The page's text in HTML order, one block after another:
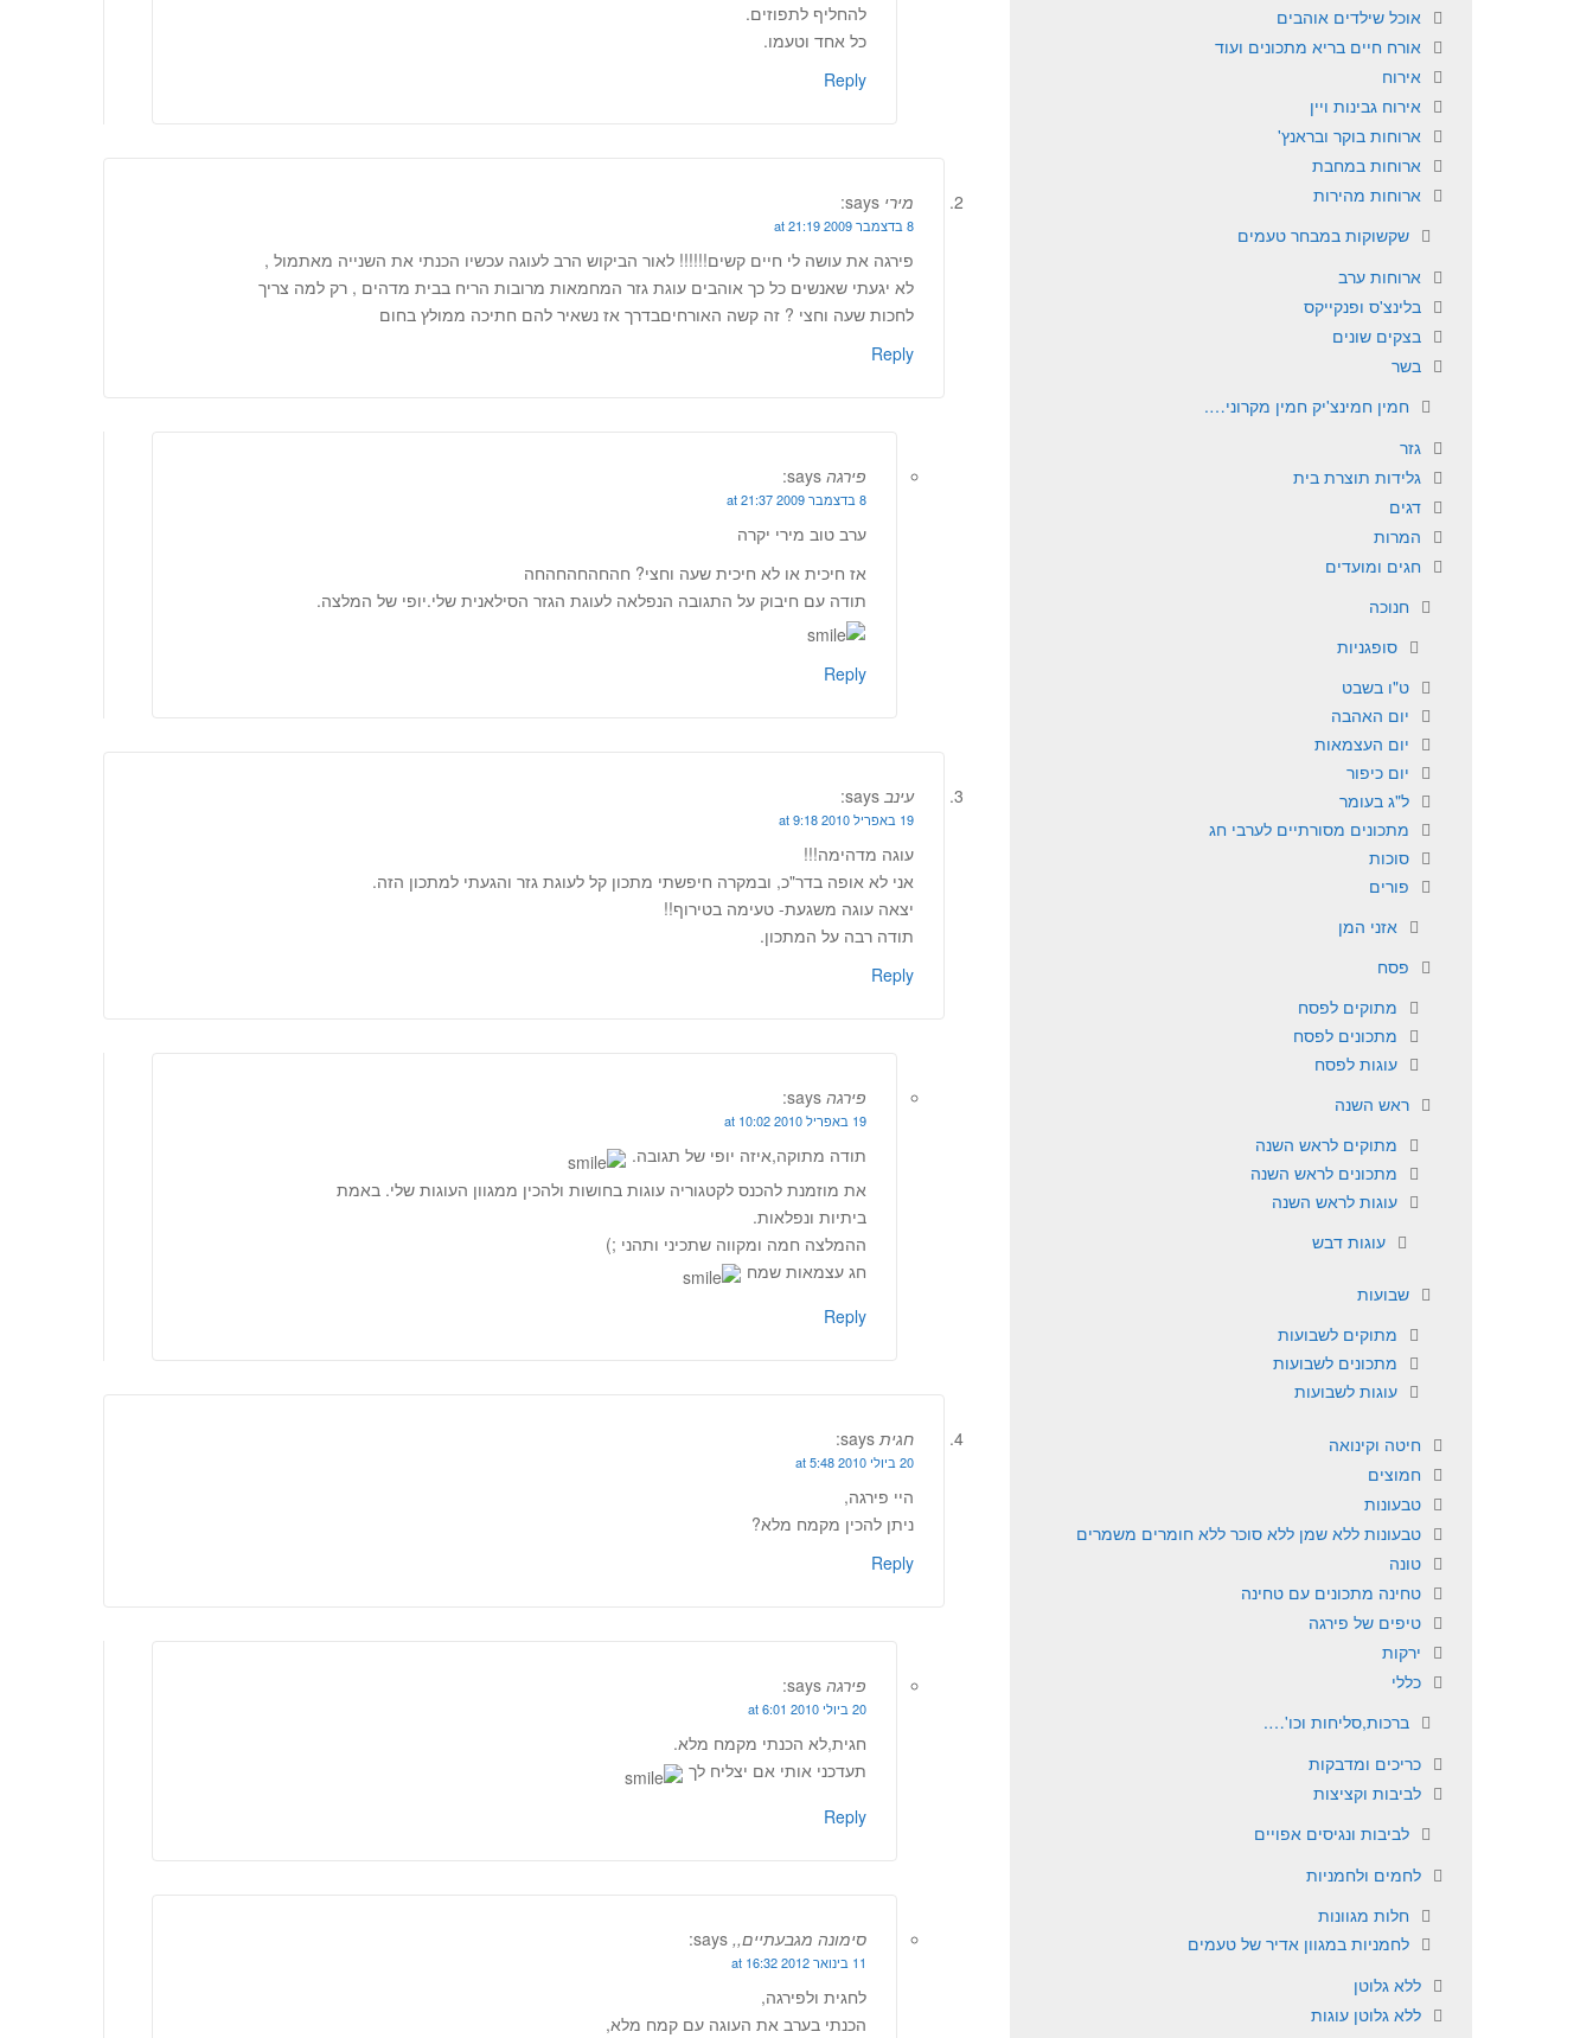
להחליף לתפוזים.
כל אחד וטעמו.
Reply
מירי says:
8 בדצמבר 2009 at 21:19
פירגה את עושה לי חיים קשים!!!!!! לאור הביקוש הרב לעוגה עכשיו הכנתי את השנייה מאתמול ,
לא יגעתי שאנשים כל כך אוהבים עוגת גזר המחמאות מרובות הריח בבית מדהים , רק למה צריך
לחכות שעה וחצי ? זה קשה האורחיםבדרך אז נשאיר להם חתיכה ממולץ בחום
Reply
פירגה says:
8 בדצמבר 2009 at 21:37
ערב טוב מירי יקרה
אז חיכית או לא חיכית שעה וחצי? חהחהחהחהחה
תודה עם חיבוק על התגובה הנפלאה לעוגת הגזר הסילאנית שלי.יופי של המלצה.
Reply
עינב says:
19 באפריל 2010 at 9:18
עוגה מדהימה!!!
אני לא אופה בדר"כ, ובמקרה חיפשתי מתכון קל לעוגת גזר והגעתי למתכון הזה.
יצאה עוגה משגעת- טעימה בטירוף!!
תודה רבה על המתכון.
Reply
פירגה says:
19 באפריל 2010 at 10:02
תודה מתוקה,איזה יופי של תגובה.
את מוזמנת להכנס לקטגוריה עוגות בחושות ולהכין ממגוון העוגות שלי. באמת
ביתיות ונפלאות.
ההמלצה חמה ומקווה שתכיני ותהני ;)
חג עצמאות שמח
Reply
חגית says:
20 ביולי 2010 at 5:48
היי פירגה,
ניתן להכין מקמח מלא?
Reply
פירגה says:
20 ביולי 2010 at 6:01
חגית,לא הכנתי מקמח מלא.
תעדכני אותי אם יצליח לך
Reply
סימונה מגבעתיים,, says:
11 בינואר 2012 at 16:32
לחגית ולפירגה,
הכנתי בערב את העוגה עם קמח מלא,
אוכל שילדים אוהבים
אורח חיים בריא מתכונים ועוד
אירוח
אירוח גבינות ויין
ארוחות בוקר ובראנץ'
ארוחות במחבת
ארוחות מהירות
שקשוקות במבחר טעמים
ארוחות ערב
בלינצ'ס ופנקייקס
בצקים שונים
בשר
חמין חמינצ'יק חמין מקרוני….
גזר
גלידות תוצרת בית
דגים
המרות
חגים ומועדים
חנוכה
סופגניות
ט"ו בשבט
יום האהבה
יום העצמאות
יום כיפור
ל"ג בעומר
מתכונים מסורתיים לערבי חג
סוכות
פורים
אזני המן
פסח
מתוקים לפסח
מתכונים לפסח
עוגות לפסח
ראש השנה
מתוקים לראש השנה
מתכונים לראש השנה
עוגות לראש השנה
עוגות דבש
שבועות
מתוקים לשבועות
מתכונים לשבועות
עוגות לשבועות
חיטה וקינואה
חמוצים
טבעונות
טבעונות ללא שמן ללא סוכר ללא חומרים משמרים
טונה
טחינה מתכונים עם טחינה
טיפים של פירגה
ירקות
כללי
ברכות,סליחות וכו'….
כריכים ומדבקות
לביבות וקציצות
לביבות ונגיסים אפויים
לחמים ולחמניות
חלות מגוונות
לחמניות במגוון אדיר של טעמים
ללא גלוטן
ללא גלוטן עוגות